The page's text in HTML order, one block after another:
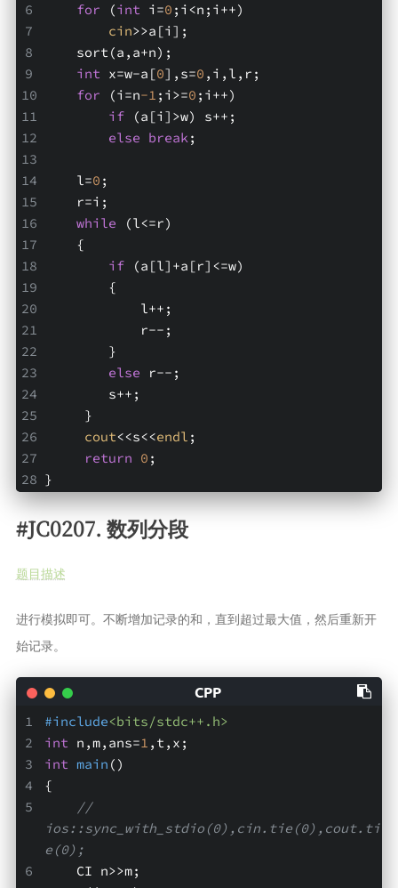
for (int i=0 ;i<n;i++)
cin>>a[i];
    sort(a,a+n);
int x=w-a[0],s=0 ,i,l,r;
for (i=n-1 ;i>=0 ;i++)
if (a[i]>w) s++;
else break;
    l=
0 ;
    r=i;
while (l<=r)
    {
if (a[l]+a[r]<=w)
        {
            l++;
            r--;
        }
else r--;
        s++;
     }
cout<<s<<endl ;
return 0 ;
}
#JC0207. 数列分段
题目描述
进行模拟即可。不断增加记录的和，直到超过最大值，然后重新开
始记录。
#include<bits/stdc++.h>
int n,m,ans=1 ,t,x;
int main ()
{
//
ios::sync_with_stdio(0),cin.tie(0),cout.ti
e(0);
    CI n>>m;